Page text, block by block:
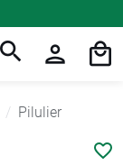
Pilulier